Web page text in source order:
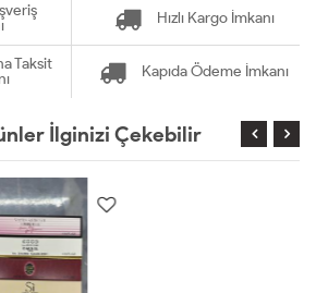
Hızlı Kargo İmkanı
Taksit
Kapıda Ödeme İmkanı
İlginizi Çekebilir